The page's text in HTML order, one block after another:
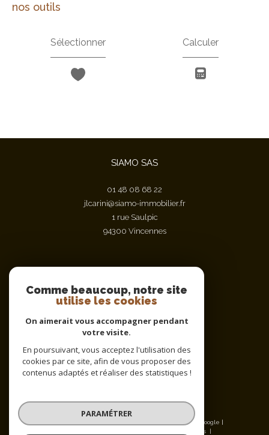
nos outils
Sélectionner Calculer
SIAMO SAS
01 48 08 68 22
jlcarini@siamo-immobilier.fr
1 rue Saulpic
94300
vincennes
Adhérents
© 2026 | Tous droits réservés | Traduction powered by Google |
Mentions légales
Comme beaucoup, notre site
utilise les cookies
On aimerait vous accompagner pendant
votre visite.
En poursuivant, vous acceptez l'utilisation des
cookies par ce site, afin de vous proposer des
contenus adaptés et réaliser des statistiques !
PARAMÉTRER